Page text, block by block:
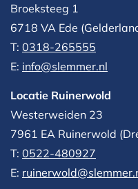
Broeksteeg 1
6718 VA Ede
T: 0318-265555
E: info@slemmer.nl
Locatie Ruinerwold
Westerweiden 23
7961 EA Ruinerwold
T: 0522-480927‬
E: